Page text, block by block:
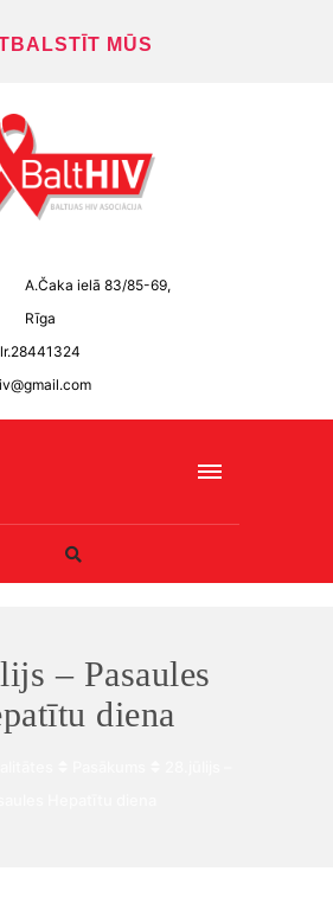
MŪS
A.Čaka ielā 83/85-69,
Rīga
– Pasaules
diena